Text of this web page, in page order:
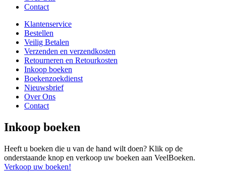
Contact
Klantenservice
Bestellen
Veilig Betalen
Verzenden en verzendkosten
Retourneren en Retourkosten
Inkoop boeken
Boekenzoekdienst
Nieuwsbrief
Over Ons
Contact
Inkoop boeken
Heeft u boeken die u van de hand wilt doen? Klik op de
onderstaande knop en verkoop uw boeken aan VeelBoeken.
Verkoop uw boeken!